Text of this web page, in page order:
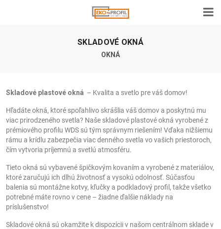
SKLADOVÉ OKNÁ
OKNÁ
Skladové plastové okná – Kvalita a svetlo pre váš domov!
Hľadáte okná, ktoré spoľahlivo skrášlia váš domov a poskytnú mu
viac prirodzeného svetla? Naše skladové plastové okná vyrobené z
prémiového profilu WDS sú tým správnym riešením! Vďaka nižšiemu
rámu a krídlu zabezpečia viac denného svetla vo vašich priestoroch,
čím vytvoria príjemnú a svetlú atmosféru.
Tieto okná sú vybavené špičkovým kovaním a vyrobené z materiálov,
ktoré zaručujú ich dlhú životnosť a vysokú odolnosť. Súčasťou
balenia sú montážne kotvy, kľučky a podkladový profil, takže všetko
potrebné máte rovno v cene – žiadne ďalšie náklady na
príslušenstvo!
Skladové okná sú okamžite k dispozícii v našom centrálnom sklade v